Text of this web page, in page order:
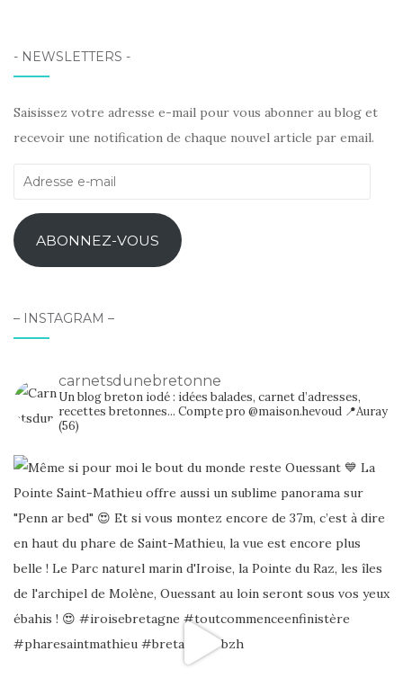
- NEWSLETTERS -
Saisissez votre adresse e-mail pour vous abonner au blog et
recevoir une notification de chaque nouvel article par email.
Adresse
mail
ABONNEZ-VOUS
– INSTAGRAM –
carnetsdunebretonne
Un blog breton iodé : idées balades, carnet d’adresses,
recettes bretonnes... Compte pro @maison.hevoud 📍Auray
(56)